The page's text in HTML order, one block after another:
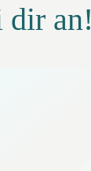
dir an!